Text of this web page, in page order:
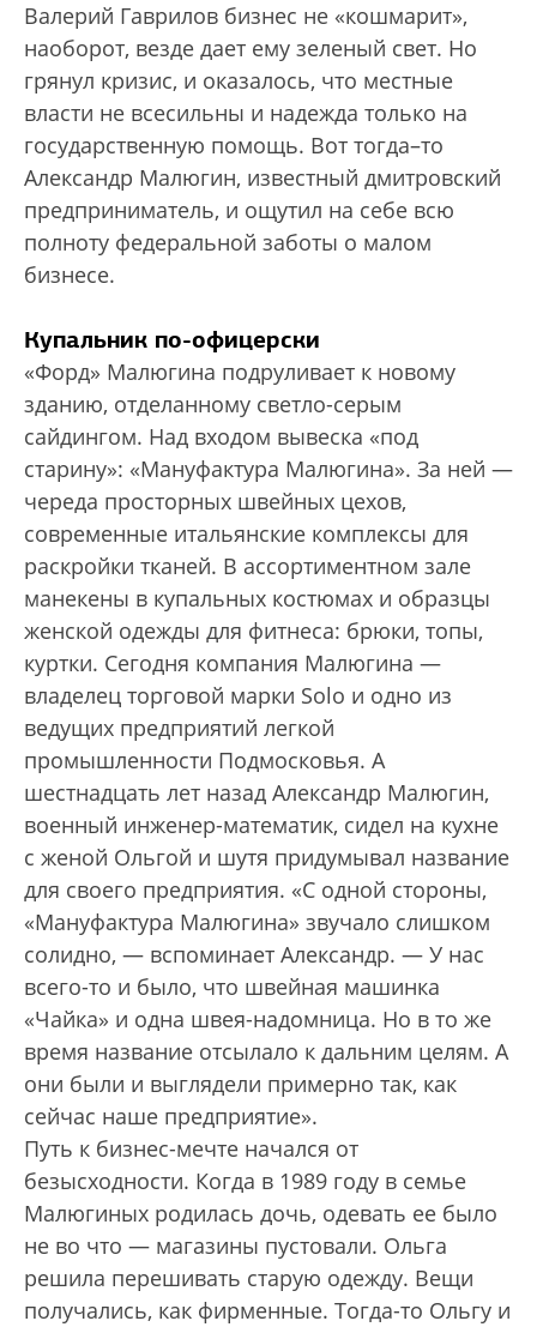
Валерий Гаврилов бизнес не «кошмарит»,
наоборот, везде дает ему зеленый свет. Но
грянул кризис, и оказалось, что местные
власти не всесильны и надежда только на
государственную помощь. Вот тогда–то
Александр Малюгин, известный дмитровский
предприниматель, и ощутил на себе всю
полноту федеральной заботы о малом
бизнесе.
Купальник по-офицерски
«Форд» Малюгина подруливает к новому
зданию, отделанному светло-серым
сайдингом. Над входом вывеска «под
старину»: «Мануфактура Малюгина». За ней —
череда просторных швейных цехов,
современные италь­янские комплексы для
раскройки тканей. В ассортиментном зале
манекены в купальных костюмах и образцы
женской одежды для фитнеса: брюки, топы,
куртки. Сегодня компания Малюгина —
владелец торговой марки Solo и одно из
ведущих предприятий легкой
промышленности Подмосковья. А
шестнадцать лет назад Александр Малюгин,
военный инженер-математик, сидел на кухне
с женой Ольгой и шутя придумывал название
для своего предприятия. «С одной стороны,
«Мануфактура Малюгина» звучало слишком
солидно, — вспоминает Александр. — У нас
всего-то и было, что швейная машинка
«Чайка» и одна швея-надомница. Но в то же
время название отсылало к дальним целям. А
они были и выглядели примерно так, как
сейчас наше предприятие».
Путь к бизнес-мечте начался от
безысходности. Когда в 1989 году в семье
Малюгиных родилась дочь, одевать ее было
не во что — магазины пустовали. Ольга
решила перешивать старую одежду. Вещи
получались, как фирменные. Тогда-то Ольгу и